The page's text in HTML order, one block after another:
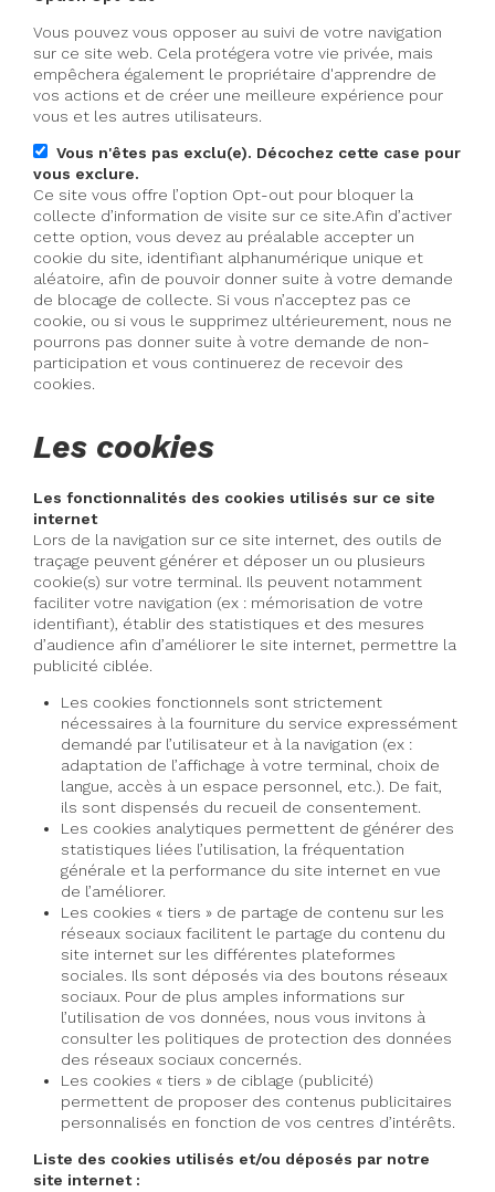
Vous pouvez vous opposer au suivi de votre navigation
sur ce site web. Cela protégera votre vie privée, mais
empêchera également le propriétaire d'apprendre de
vos actions et de créer une meilleure expérience pour
vous et les autres utilisateurs.
Vous n'êtes pas exclu(e). Décochez cette case pour
vous exclure.
Ce site vous offre l’option Opt-out pour bloquer la
collecte d’information de visite sur ce site.Afin d’activer
cette option, vous devez au préalable accepter un
cookie du site, identifiant alphanumérique unique et
aléatoire, afin de pouvoir donner suite à votre demande
de blocage de collecte. Si vous n’acceptez pas ce
cookie, ou si vous le supprimez ultérieurement, nous ne
pourrons pas donner suite à votre demande de non-
participation et vous continuerez de recevoir des
cookies.
Les cookies
Les fonctionnalités des cookies utilisés sur ce site
internet
Lors de la navigation sur ce site internet, des outils de
traçage peuvent générer et déposer un ou plusieurs
cookie(s) sur votre terminal. Ils peuvent notamment
faciliter votre navigation (ex : mémorisation de votre
identifiant), établir des statistiques et des mesures
d’audience afin d’améliorer le site internet, permettre la
publicité ciblée.
Les cookies fonctionnels sont strictement
nécessaires à la fourniture du service expressément
demandé par l’utilisateur et à la navigation (ex :
adaptation de l’affichage à votre terminal, choix de
langue, accès à un espace personnel, etc.). De fait,
ils sont dispensés du recueil de consentement.
Les cookies analytiques permettent de générer des
statistiques liées l’utilisation, la fréquentation
générale et la performance du site internet en vue
de l’améliorer.
Les cookies « tiers » de partage de contenu sur les
réseaux sociaux facilitent le partage du contenu du
site internet sur les différentes plateformes
sociales. Ils sont déposés via des boutons réseaux
sociaux. Pour de plus amples informations sur
l’utilisation de vos données, nous vous invitons à
consulter les politiques de protection des données
des réseaux sociaux concernés.
Les cookies « tiers » de ciblage (publicité)
permettent de proposer des contenus publicitaires
personnalisés en fonction de vos centres d’intérêts.
Liste des cookies utilisés et/ou déposés par notre
site internet :